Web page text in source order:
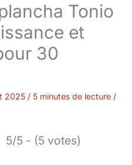
Tonio
et
30
2025 / 5 minutes de lecture /
5/5 - (5 votes)